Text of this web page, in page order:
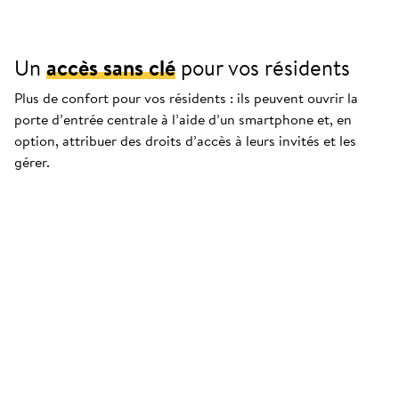
Un accès sans clé pour vos résidents
Plus de confort pour vos résidents : ils peuvent ouvrir la
porte d’entrée centrale à l’aide d’un smartphone et, en
option, attribuer des droits d’accès à leurs invités et les
gérer.